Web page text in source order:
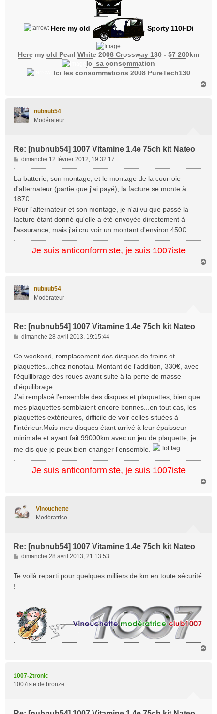
Here my old Sporty 110HDi
Here my old Pearl White 2008 Crossway 130 - 57 200km
Ici sa consommation
Ici les consommations 2008 PureTech130
nubnub54
Modérateur
Re: [nubnub54] 1007 Vitamine 1.4e 75ch kit Nateo
M
e
s
g
e
dimanche 12 février 2012, 19:32:17
La batterie, son montage, et le montage de la courroie
d'alternateur (partie que j'ai payé), la facture se monte à
187€.
Pour l'alternateur et son montage, je n'ai vu que passé la
facture étant donné qu'elle a été envoyée directement à
l'assurance, mais j'ai cru voir un montant d'environ 450€...
Je suis anticonformiste, je suis 1007iste
nubnub54
Modérateur
Re: [nubnub54] 1007 Vitamine 1.4e 75ch kit Nateo
M
e
s
g
e
dimanche 28 avril 2013, 19:15:44
Ce weekend, remplacement des disques de freins et
plaquettes...chez nonotau. Montant de l'addition, 330€, avec
l'équilibrage des roues avant suite à la perte de masse
d'équilibrage...
J'ai remplacé l'ensemble des disques et plaquettes, bien que
mes plaquettes semblaient encore bonnes...en tout cas, les
plaquettes extérieures, difficile de voir celles situées à
l'intérieur.Mais mes disques étant arrivé à leur épaisseur
minimale et ayant fait 99000km avec un jeu de plaquette, je
me dis que je peux bien changer l'ensemble.
Je suis anticonformiste, je suis 1007iste
Vinouchette
Modératrice
Re: [nubnub54] 1007 Vitamine 1.4e 75ch kit Nateo
M
e
s
dimanche 28 avril 2013, 21:13:53
Te voilà reparti pour quelques milliers de km en toute sécurité
!
1007-2tronic
1007iste de bronze